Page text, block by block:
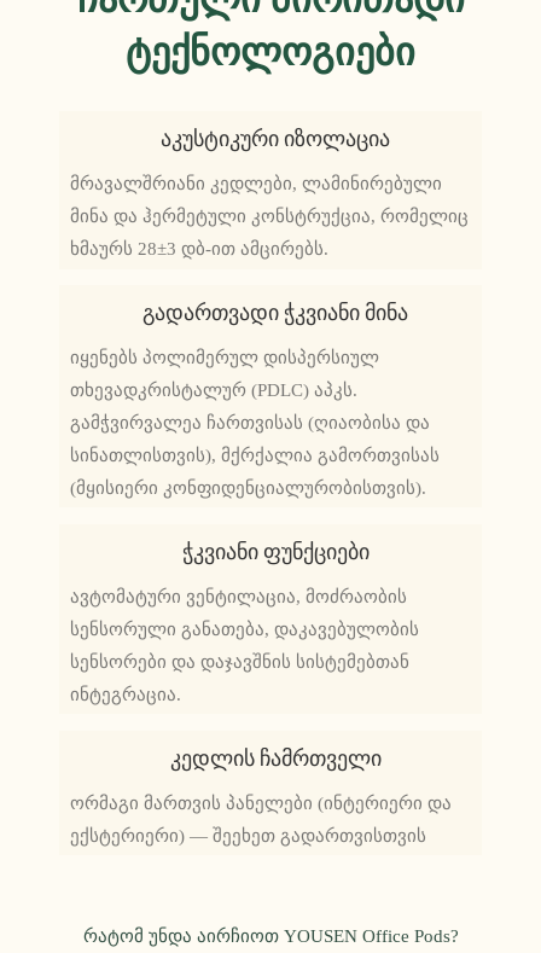
Ტექნოლოგიები
Აკუსტიკური Იზოლაცია
მრავალშრიანი კედლები, ლამინირებული
მინა და ჰერმეტული კონსტრუქცია, რომელიც
ხმაურს 28±3 დბ-ით ამცირებს.
Გადართვადი Ჭკვიანი Მინა
იყენებს პოლიმერულ დისპერსიულ
თხევადკრისტალურ (PDLC) აპკს.
გამჭვირვალეა ჩართვისას (ღიაობისა და
სინათლისთვის), მქრქალია გამორთვისას
(მყისიერი კონფიდენციალურობისთვის).
Ჭკვიანი Ფუნქციები
ავტომატური ვენტილაცია, მოძრაობის
სენსორული განათება, დაკავებულობის
სენსორები და დაჯავშნის სისტემებთან
ინტეგრაცია.
Კედლის Ჩამრთველი
ორმაგი მართვის პანელები (ინტერიერი და
ექსტერიერი) — შეეხეთ გადართვისთვის
რატომ უნდა აირჩიოთ YOUSEN Office Pods?